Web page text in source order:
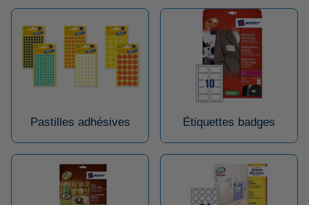
Pastilles adhésives Étiquettes badges